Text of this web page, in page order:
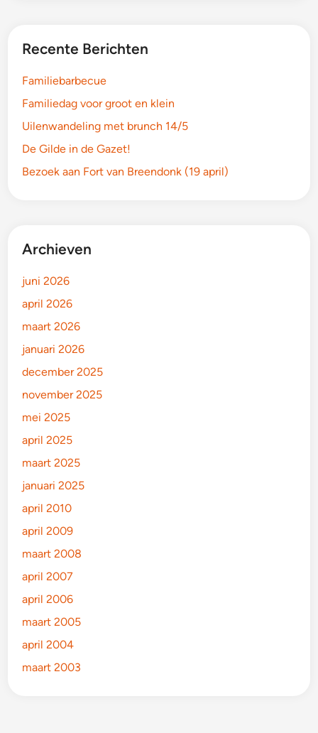
Recente Berichten
Familiebarbecue
Familiedag voor groot en klein
Uilenwandeling met brunch 14/5
De Gilde in de Gazet!
Bezoek aan Fort van Breendonk (19 april)
Archieven
juni 2026
april 2026
maart 2026
januari 2026
december 2025
november 2025
mei 2025
april 2025
maart 2025
januari 2025
april 2010
april 2009
maart 2008
april 2007
april 2006
maart 2005
april 2004
maart 2003